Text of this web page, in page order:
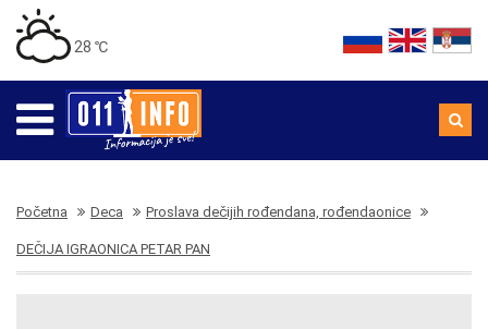
28 ℃
Početna Deca Proslava dečijih rođendana, rođendaonice
DEČIJA IGRAONICA PETAR PAN